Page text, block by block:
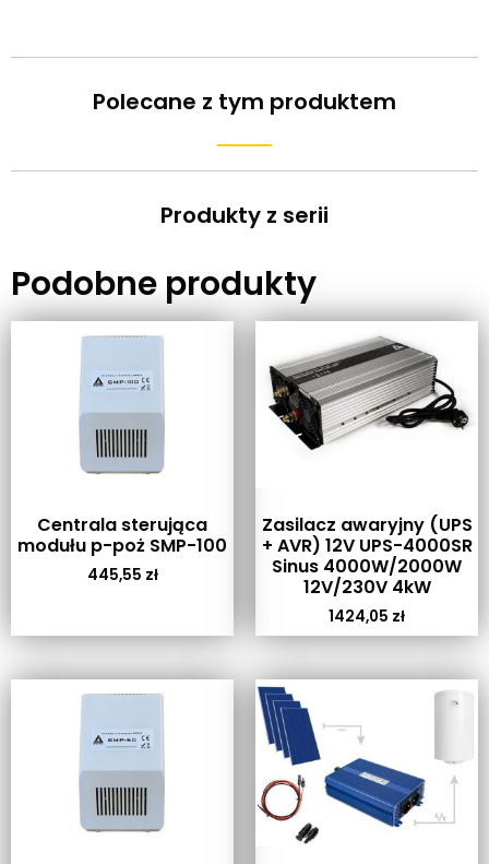
Polecane z tym produktem
Produkty z serii
Podobne produkty
Centrala sterująca
modułu p-poż SMP-100
445,55 zł
Zasilacz awaryjny (UPS
+ AVR) 12V UPS-4000SR
Sinus 4000W/2000W
12V/230V 4kW
1424,05 zł